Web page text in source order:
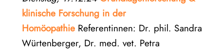
klinische Forschung in der
Homöopathie Referentinnen: Dr. phil. Sandra
Würtenberger, Dr. med. vet. Petra